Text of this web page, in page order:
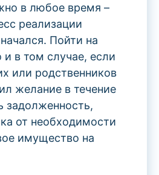
в любое время –
реализации
Пойти на
в том случае, если
или родственников
желание в течение
задолженность,
от необходимости
имущество на